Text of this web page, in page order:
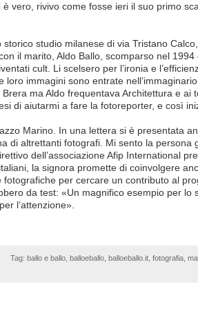
vero, rivivo come fosse ieri il suo primo
studio milanese di via Tristano
il marito, Aldo Ballo, scomparso nel
cult. Li scelsero per l’ironia e
immagini sono entrate
ma Aldo frequentava Architettura e ai
di aiutarmi a fare la fotoreporter, e così
Marino. In una lettera si è presentata
di altrettanti fotografi. Mi sento la persona
dell’associazione Afip International
la signora promette di coinvolgere
per cercare un contributo al
da test: «Un magnifico esempio per lo
l’attenzione».
Tag: ballo e ballo balloeballo balloeballo.it fotografia